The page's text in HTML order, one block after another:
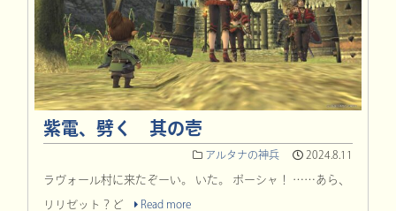
紫電、劈く 其の壱
アルタナの神兵 2024.8.11
ラヴォール村に来たぞーい。 いた。 ポーシャ！ ……あら、
リリゼット？ど Read more